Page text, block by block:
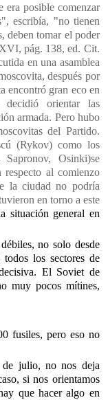
era posible comenzar
escribía, "no tienen
deben tomar el poder
pág. 138, ed. Cit.
en una asamblea
después por
encontró gran eco en
decidió orientar las
armada. Pero hubo
del Partido.
(Rykov) como los
Osinki)se
al comienzo
la ciudad no podría
en torno a este
situación general en
no solo desde
los sectores de
El Soviet de
muy pocos mítines,
fusiles, pero eso no
de julio, no nos deja
si nos orientamos
que hacer algo en